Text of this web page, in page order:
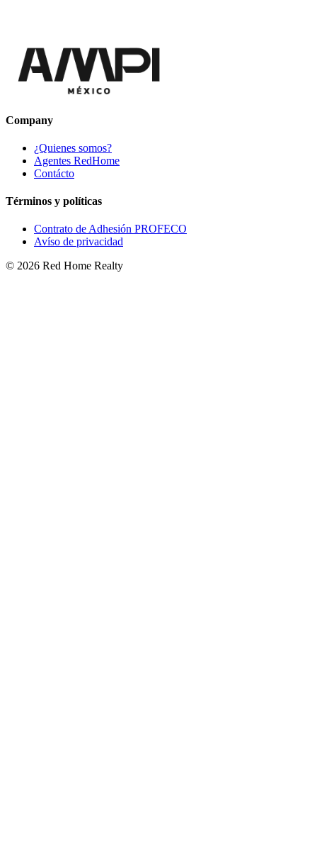
Company
¿Quienes somos?
Agentes RedHome
Contácto
Términos y políticas
Contrato de Adhesión PROFECO
Avíso de privacidad
© 2026 Red Home Realty